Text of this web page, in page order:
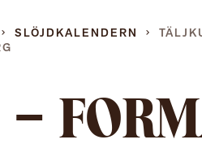
SLÖJDKALENDERN
–